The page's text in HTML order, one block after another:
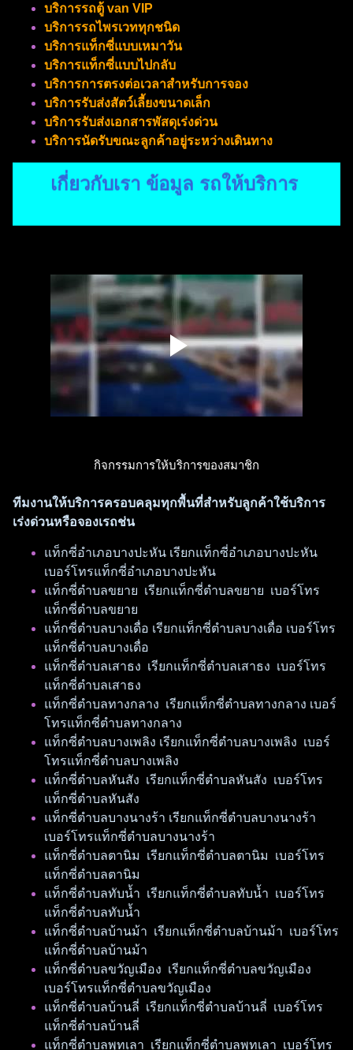
บริการรถตู้ van VIP
บริการรถไพรเวททุกชนิด
บริการแท็กซี่แบบเหมาวัน
บริการแท็กซี่แบบไปกลับ
บริการการตรงต่อเวลาสำหรับการจอง
บริการรับส่งสัตว์เลี้ยงขนาดเล็ก
บริการรับส่งเอกสารพัสดุเร่งด่วน
บริการนัดรับขณะลูกค้าอยู่ระหว่างเดินทาง
เกี่ยวกับเรา ข้อมูล รถให้บริการ
กิจกรรมการให้บริการของสมาชิก
ทีมงานให้บริการครอบคลุมทุกพื้นที่สำหรับลูกค้าใช้บริการ
เร่งด่วนหรือจองเรถช่น
แท็กซี่อำเภอบางปะหัน เรียกแท็กซี่อำเภอบางปะหัน
เบอร์โทรแท็กซี่อำเภอบางปะหัน
แท็กซี่ตำบลขยาย เรียกแท็กซี่ตำบลขยาย เบอร์โทร
แท็กซี่ตำบลขยาย
แท็กซี่ตำบลบางเดื่อ เรียกแท็กซี่ตำบลบางเดื่อ เบอร์โทร
แท็กซี่ตำบลบางเดื่อ
แท็กซี่ตำบลเสาธง เรียกแท็กซี่ตำบลเสาธง เบอร์โทร
แท็กซี่ตำบลเสาธง
แท็กซี่ตำบลทางกลาง เรียกแท็กซี่ตำบลทางกลาง เบอร์
โทรแท็กซี่ตำบลทางกลาง
แท็กซี่ตำบลบางเพลิง เรียกแท็กซี่ตำบลบางเพลิง เบอร์
โทรแท็กซี่ตำบลบางเพลิง
แท็กซี่ตำบลหันสัง เรียกแท็กซี่ตำบลหันสัง เบอร์โทร
แท็กซี่ตำบลหันสัง
แท็กซี่ตำบลบางนางร้า เรียกแท็กซี่ตำบลบางนางร้า
เบอร์โทรแท็กซี่ตำบลบางนางร้า
แท็กซี่ตำบลตานิม เรียกแท็กซี่ตำบลตานิม เบอร์โทร
แท็กซี่ตำบลตานิม
แท็กซี่ตำบลทับน้ำ เรียกแท็กซี่ตำบลทับน้ำ เบอร์โทร
แท็กซี่ตำบลทับน้ำ
แท็กซี่ตำบลบ้านม้า เรียกแท็กซี่ตำบลบ้านม้า เบอร์โทร
แท็กซี่ตำบลบ้านม้า
แท็กซี่ตำบลขวัญเมือง เรียกแท็กซี่ตำบลขวัญเมือง
เบอร์โทรแท็กซี่ตำบลขวัญเมือง
แท็กซี่ตำบลบ้านลี่ เรียกแท็กซี่ตำบลบ้านลี่ เบอร์โทร
แท็กซี่ตำบลบ้านลี่
แท็กซี่ตำบลพุทเลา เรียกแท็กซี่ตำบลพุทเลา เบอร์โทร